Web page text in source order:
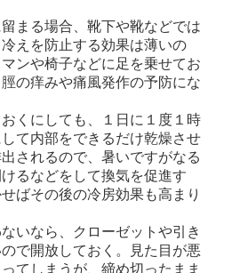
まる場合、靴下や靴などでは
えを防止する効果は薄いの
ンや椅子などに足を乗せてお
の痒みや痛風発作の予防にな
くにしても、１日に１度１時
て内部をできるだけ乾燥させ
されるので、暑いですがなる
るなどをして換気を促進す
ばその後の冷房効果も高まり
いなら、クローゼットや引き
で開放しておく。見た目が悪
てしまうが、締め切ったまま